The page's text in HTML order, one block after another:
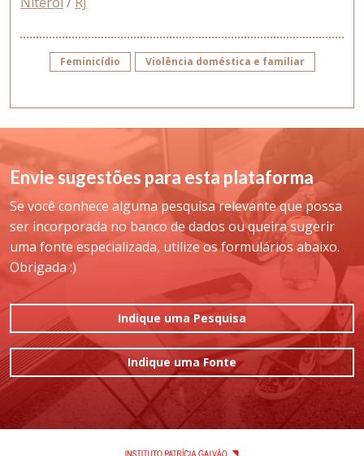
Feminicídio Violência doméstica e familiar
Envie sugestões para esta plataforma
Se você conhece alguma pesquisa relevante que possa
ser incorporada no banco de dados ou queira sugerir
uma fonte especializada, utilize os formulários abaixo.
Obrigada :)
Indique uma Pesquisa
Indique uma Fonte